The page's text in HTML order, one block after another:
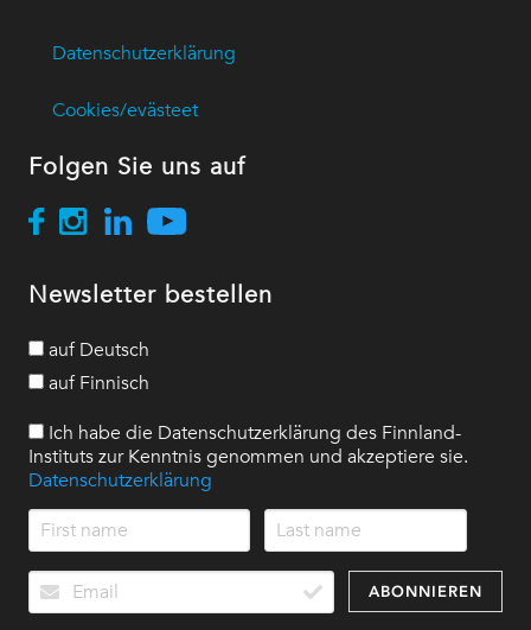
Datenschutzerklärung
Cookies/evästeet
Folgen Sie uns auf
Newsletter bestellen
auf Deutsch
auf Finnisch
Ich habe die Datenschutzerklärung des Finnland-
Instituts zur Kenntnis genommen und akzeptiere sie.
Datenschutzerklärung
ABONNIEREN